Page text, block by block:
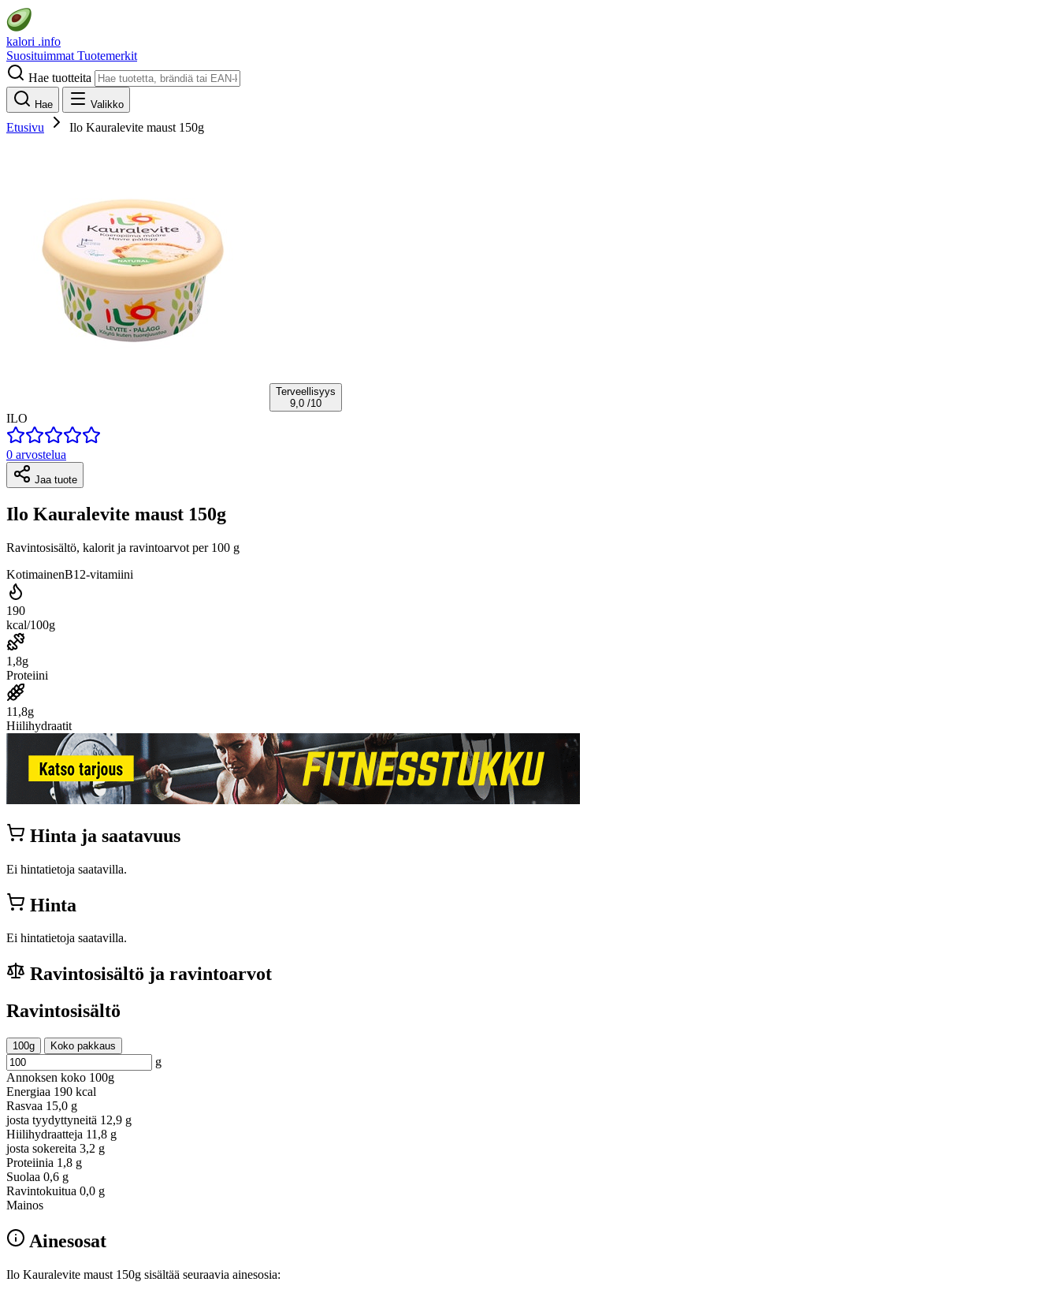
kalori .info
Suosituimmat Tuotemerkit
Hae tuotteita
Hae Valikko
Etusivu Ilo Kauralevite maust 150g
Terveellisyys
9,0 /10
ILO
0 arvostelua
Jaa tuote
Ilo Kauralevite maust 150g
Ravintosisältö, kalorit ja ravintoarvot per 100 g
KotimainenB12-vitamiini
190
kcal/100g
1,8g
Proteiini
11,8g
Hiilihydraatit
Hinta ja saatavuus
Ei hintatietoja saatavilla.
Hinta
Ei hintatietoja saatavilla.
Ravintosisältö ja ravintoarvot
Ravintosisältö
100g Koko pakkaus
g
Annoksen koko 100g
Energiaa 190 kcal
Rasvaa 15,0 g
josta tyydyttyneitä 12,9 g
Hiilihydraatteja 11,8 g
josta sokereita 3,2 g
Proteiinia 1,8 g
Suolaa 0,6 g
Ravintokuitua 0,0 g
Mainos
Ainesosat
Ilo Kauralevite maust 150g sisältää seuraavia ainesosia: